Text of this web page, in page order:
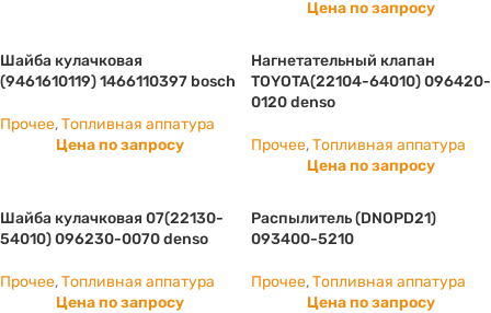
Цена по запросу
Шайба кулачковая
(9461610119) 1466110397 bosch
Прочее,Топливная аппатура
Цена по запросу
Нагнетательный клапан
TOYOTA(22104-64010) 096420-
0120 denso
Прочее,Топливная аппатура
Цена по запросу
Шайба кулачковая 07(22130-
54010) 096230-0070 denso
Прочее,Топливная аппатура
Цена по запросу
Распылитель (DNOPD21)
093400-5210
Прочее,Топливная аппатура
Цена по запросу